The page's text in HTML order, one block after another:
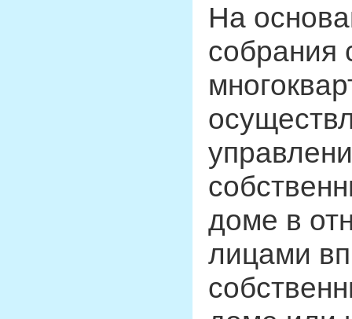
На
собрания
доме в
лицами